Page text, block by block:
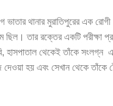
থানার মুরাতিপুরের এক রোগী
ছিল। তার রক্তের একটি পরীক্ষা
হাসপাতাল থেকেই তাঁকে সংলগ্ন
দেওয়া হয় এবং সেখান থেকে তাঁকে